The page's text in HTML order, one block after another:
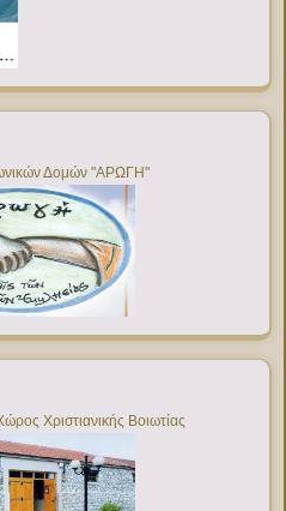
Δομών "ΑΡΩΓΗ"
Χριστιανικής Βοιωτίας